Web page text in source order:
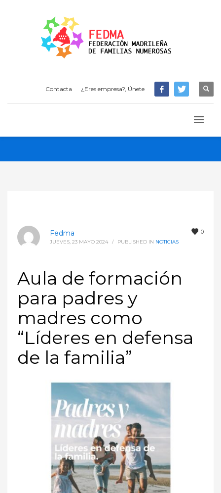
Contacta ¿Eres empresa?, Únete
0
Fedma
JUEVES, 23 MAYO 2024 / PUBLISHED IN NOTICIAS
Aula de formación
para padres y
madres como
“Líderes en defensa
de la familia”